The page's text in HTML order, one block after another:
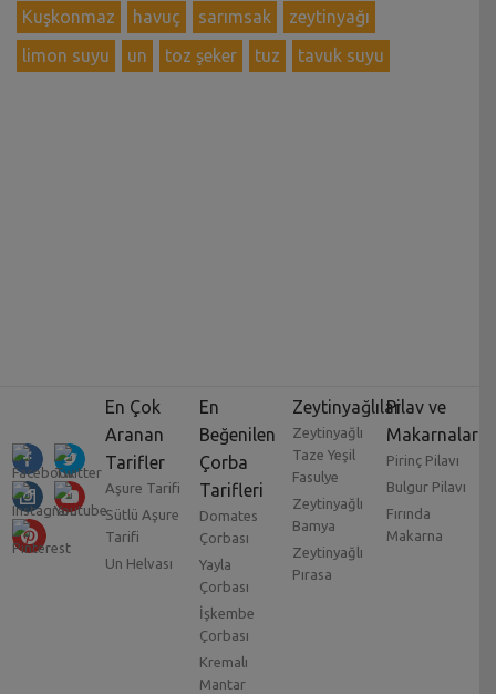
Kuşkonmaz havuç sarımsak
zeytinyağı
limon suyu
un toz şeker tuz tavuk suyu
En Çok
Aranan
Tarifler
Aşure Tarifi
Sütlü Aşure
Tarifi
Un Helvası
En
Beğenilen
Çorba
Tarifleri
Domates
Çorbası
Yayla
Çorbası
İşkembe
Çorbası
Kremalı
Mantar
Zeytinyağlılar
Zeytinyağlı
Taze Yeşil
Fasulye
Zeytinyağlı
Bamya
Zeytinyağlı
Pırasa
Pilav ve
Makarnalar
Pirinç Pilavı
Bulgur Pilavı
Fırında
Makarna